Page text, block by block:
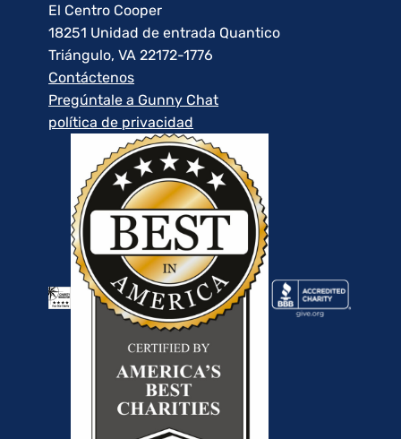
El Centro Cooper
18251 Unidad de entrada Quantico
Triángulo, VA 22172-1776
Contáctenos
Pregúntale a Gunny Chat
política de privacidad